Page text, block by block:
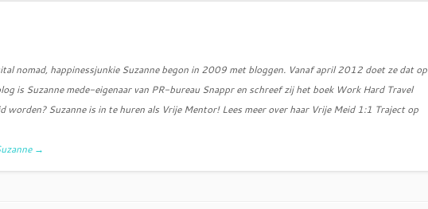
nomad, happinessjunkie Suzanne begon in 2009 met bloggen. Vanaf april 2012 doet ze dat op
is Suzanne mede-eigenaar van PR-bureau Snappr en schreef zij het boek Work Hard Travel
worden? Suzanne is in te huren als Vrije Mentor! Lees meer over haar Vrije Meid 1:1 Traject op
→